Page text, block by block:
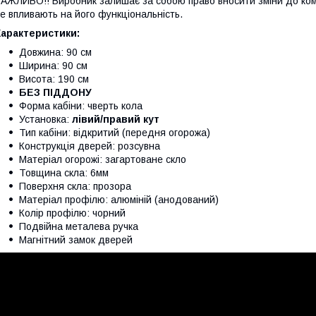
впливають на його функціональність.
Довжина: 90 см
Ширина: 90 см
Висота: 190 см
БЕЗ ПІДДОНУ
Форма кабіни: чверть кола
Установка: лівий/правий кут
Тип кабіни: відкритий (передня огорожа)
Конструкція дверей: розсувна
Матеріал огорожі: загартоване скло
Товщина скла: 6мм
Поверхня скла: прозора
Матеріал профілю: алюміній (анодований)
Колір профілю: чорний
Подвійна металева ручка
Магнітний замок дверей